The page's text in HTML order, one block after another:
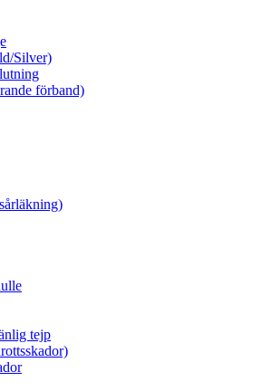
Silver)
förband)
tejp